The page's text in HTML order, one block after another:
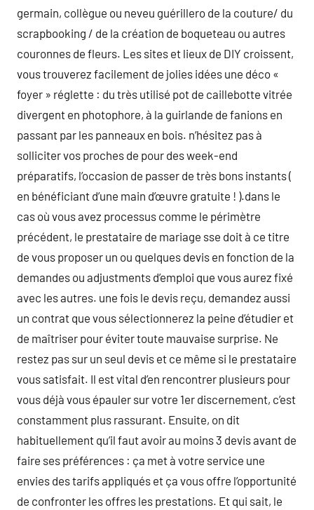
germain, collègue ou neveu guérillero de la couture/ du
scrapbooking / de la création de boqueteau ou autres
couronnes de fleurs. Les sites et lieux de DIY croissent,
vous trouverez facilement de jolies idées une déco «
foyer » réglette : du très utilisé pot de caillebotte vitrée
divergent en photophore, à la guirlande de fanions en
passant par les panneaux en bois. n’hésitez pas à
solliciter vos proches de pour des week-end
préparatifs, l’occasion de passer de très bons instants (
en bénéficiant d’une main d’œuvre gratuite ! ).dans le
cas où vous avez processus comme le périmètre
précédent, le prestataire de mariage sse doit à ce titre
de vous proposer un ou quelques devis en fonction de la
demandes ou adjustments d’emploi que vous aurez fixé
avec les autres. une fois le devis reçu, demandez aussi
un contrat que vous sélectionnerez la peine d’étudier et
de maîtriser pour éviter toute mauvaise surprise. Ne
restez pas sur un seul devis et ce même si le prestataire
vous satisfait. Il est vital d’en rencontrer plusieurs pour
vous déjà vous épauler sur votre 1er discernement, c’est
constamment plus rassurant. Ensuite, on dit
habituellement qu’il faut avoir au moins 3 devis avant de
faire ses préférences : ça met à votre service une
envies des tarifs appliqués et ça vous offre l’opportunité
de confronter les offres les prestations. Et qui sait, le